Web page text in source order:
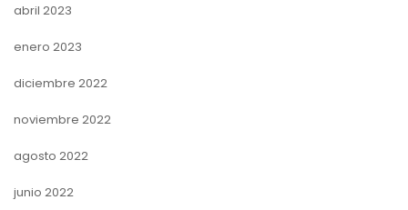
abril 2023
enero 2023
diciembre 2022
noviembre 2022
agosto 2022
junio 2022